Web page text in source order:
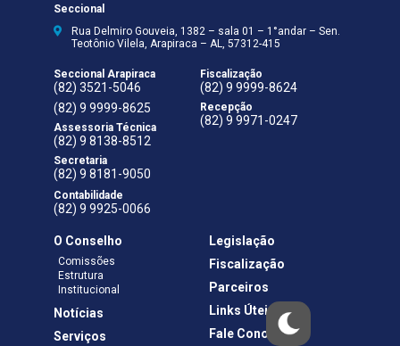
Seccional
Rua Delmiro Gouveia, 1382 – sala 01 – 1°andar – Sen.
Teotônio Vilela, Arapiraca – AL, 57312-415
Seccional Arapiraca
(82) 3521-5046
(82) 9 9999-8625
Assessoria Técnica
(82) 9 8138-8512
Secretaria
(82) 9 8181-9050
Contabilidade
(82) 9 9925-0066
Fiscalização
(82) 9 9999-8624
Recepção
(82) 9 9971-0247
O Conselho
Comissões
Estrutura
Institucional
Notícias
Serviços
Legislação
Fiscalização
Parceiros
Links Úteis
Fale Conosco